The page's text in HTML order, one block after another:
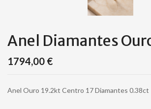
Anel Diamantes
1794,00 €
Anel Ouro 19.2kt Centro 17 Diamantes 0.38ct